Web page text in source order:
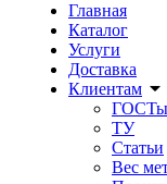
Главная
Каталог
Услуги
Доставка
Клиентам
ГОСТы
ТУ
Статьи
Вес